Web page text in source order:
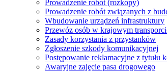
Prowadzenie robót (rozkopy)
Prowadzenie robót związanych z
Wbudowanie urządzeń infrastruktury
Przewóz osób w krajowym
Zasady korzystania z przystanków
Zgłoszenie szkody komunikacyjnej
Postępowanie reklamacyjne z tytułu
Awaryjne zajęcie pasa drogowego